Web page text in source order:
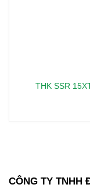
THK SSR
CÔNG TY TNHH